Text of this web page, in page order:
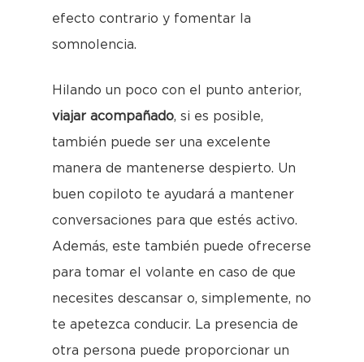
efecto contrario y fomentar la
somnolencia.
Hilando un poco con el punto anterior,
viajar acompañado, si es posible,
también puede ser una excelente
manera de mantenerse despierto. Un
buen copiloto te ayudará a mantener
conversaciones para que estés activo.
Además, este también puede ofrecerse
para tomar el volante en caso de que
necesites descansar o, simplemente, no
te apetezca conducir. La presencia de
otra persona puede proporcionar un